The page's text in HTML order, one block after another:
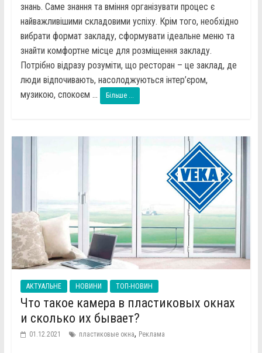
знань. Саме знання та вміння організувати процес є
найважливішими складовими успіху. Крім того, необхідно
вибрати формат закладу, сформувати ідеальне меню та
знайти комфортне місце для розміщення закладу.
Потрібно відразу розуміти, що ресторан – це заклад, де
люди відпочивають, насолоджуються інтер’єром,
музикою, спокоєм ...
Більше ...
АКТУАЛЬНЕ НОВИНИ ТОП-НОВИН
Что такое камера в пластиковых окнах
и сколько их бывает?
01.12.2021 пластиковые окна, Реклама